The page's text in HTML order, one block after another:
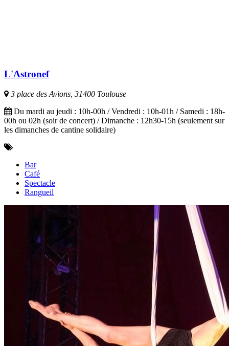
L'Astronef
3 place des Avions, 31400 Toulouse
Du mardi au jeudi : 10h-00h / Vendredi : 10h-01h / Samedi : 18h-
00h ou 02h (soir de concert) / Dimanche : 12h30-15h (seulement sur
les dimanches de cantine solidaire)
Bar
Café
Spectacle
Rangueil